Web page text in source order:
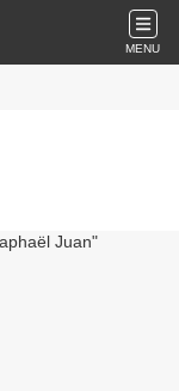
MENU